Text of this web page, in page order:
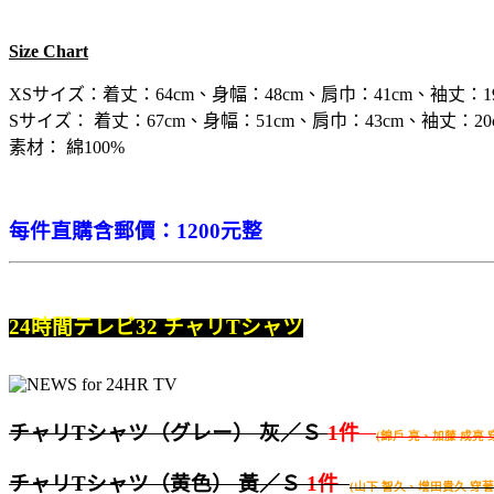
Size Chart
XSサイズ：着丈：64cm、身幅：48cm、肩巾：41cm、袖丈：
Sサイズ： 着丈：67cm、身幅：51cm、肩巾：43cm、袖丈：
素材： 綿100%
每件直購含郵價：1200元整
24時間テレビ32 チャリTシャツ
チャリTシャツ（グレー） 灰／Ｓ1件(錦戶 亮、加藤 成亮
チャリTシャツ（黄色） 黃／Ｓ1件 (山下 智久、增田貴久 穿